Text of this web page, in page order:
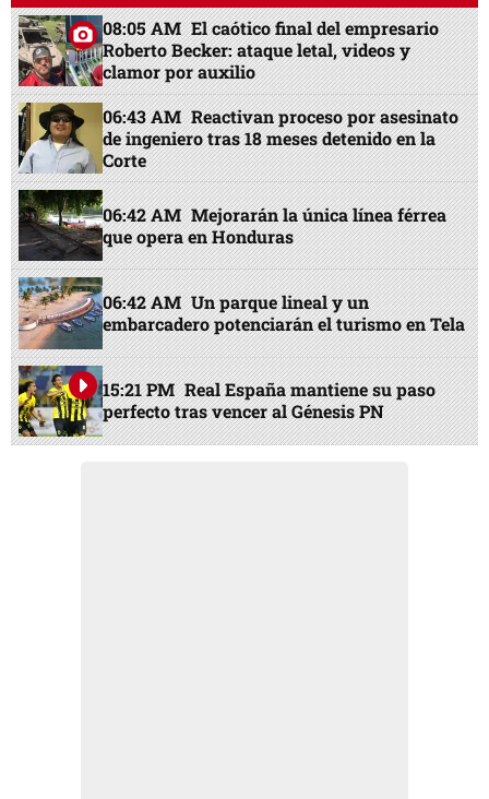
08:05 AM El caótico final del empresario
Roberto Becker: ataque letal, videos y
clamor por auxilio
06:43 AM Reactivan proceso por asesinato
de ingeniero tras 18 meses detenido en la
Corte
06:42 AM Mejorarán la única línea férrea
que opera en Honduras
06:42 AM Un parque lineal y un
embarcadero potenciarán el turismo en Tela
15:21 PM Real España mantiene su paso
perfecto tras vencer al Génesis PN